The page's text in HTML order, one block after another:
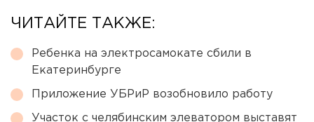
ЧИТАЙТЕ ТАКЖЕ:
Ребенка на электросамокате сбили в
Екатеринбурге
Приложение УБРиР возобновило работу
Участок с челябинским элеватором выставят